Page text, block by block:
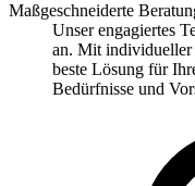
Maßgeschneiderte
Unser engagiertes
an. Mit individueller
beste Lösung für
Bedürfnisse und